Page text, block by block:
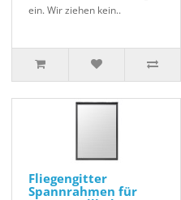
ein. Wir ziehen kein..
Fliegengitter
Spannrahmen für